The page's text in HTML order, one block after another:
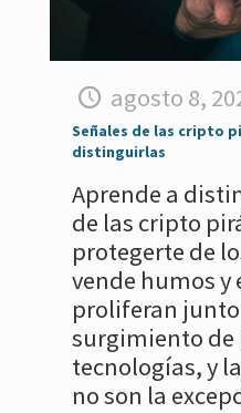
agosto 8,
Señales de las cripto
distinguirlas
Aprende a
de las cripto
protegerte de
vende humos y
proliferan junto
surgimiento de
tecnologías, y
no son la